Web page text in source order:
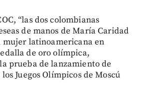
“las dos colombianas
de manos de María Caridad
latinoamericana en
de oro olímpica,
prueba de lanzamiento de
Juegos Olímpicos de Moscú